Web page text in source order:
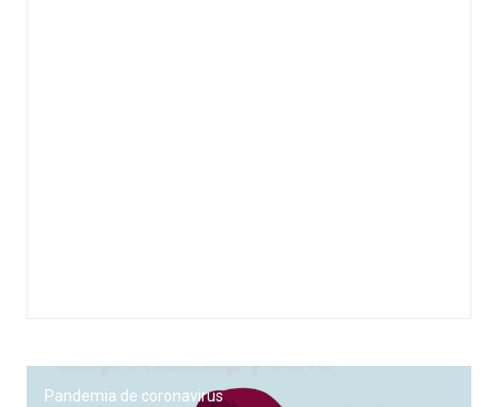
Pandemia de coronavirus